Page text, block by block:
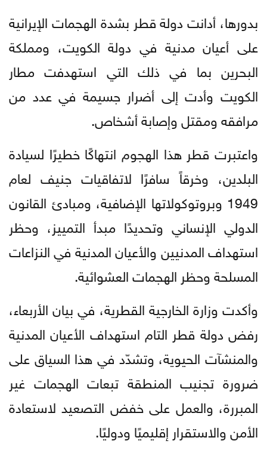
بدورها، أدانت دولة قطر بشدة الهجمات الإيرانية
على أعيان مدنية في دولة الكويت، ومملكة
البحرين بما في ذلك التي استهدفت مطار
الكويت وأدت إلى أضرار جسيمة في عدد من
مرافقه ومقتل وإصابة أشخاص.
واعتبرت قطر هذا الهجوم انتهاكًا خطيرًا لسيادة
البلدين، وخرقاً سافرًا لاتفاقيات جنيف لعام
1949 وبروتوكولاتها الإضافية، ومبادئ القانون
الدولي الإنساني وتحديدًا مبدأ التمييز، وحظر
استهداف المدنيين والأعيان المدنية في النزاعات
المسلحة وحظر الهجمات العشوائية.
وأكدت وزارة الخارجية القطرية، في بيان الأربعاء،
رفض دولة قطر التام استهداف الأعيان المدنية
والمنشآت الحيوية، وتشدّد في هذا السياق على
ضرورة تجنيب المنطقة تبعات الهجمات غير
المبررة، والعمل على خفض التصعيد لاستعادة
الأمن والاستقرار إقليميًا ودوليًا.